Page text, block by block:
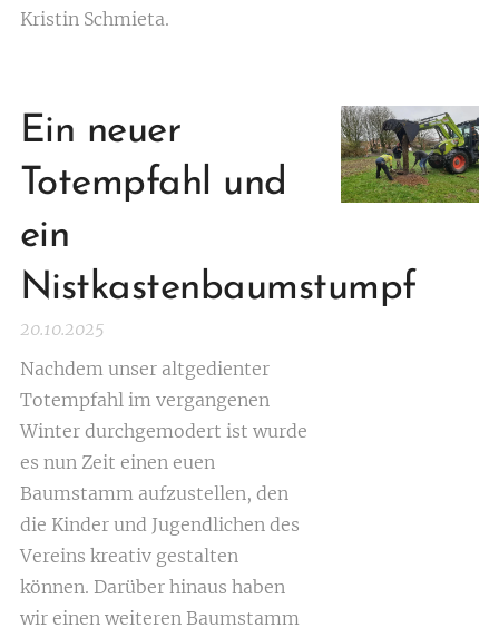
Kristin Schmieta.
Ein neuer
Totempfahl und
ein
Nistkastenbaumstumpf
20.10.2025
Nachdem unser altgedienter
Totempfahl im vergangenen
Winter durchgemodert ist wurde
es nun Zeit einen euen
Baumstamm aufzustellen, den
die Kinder und Jugendlichen des
Vereins kreativ gestalten
können. Darüber hinaus haben
wir einen weiteren Baumstamm